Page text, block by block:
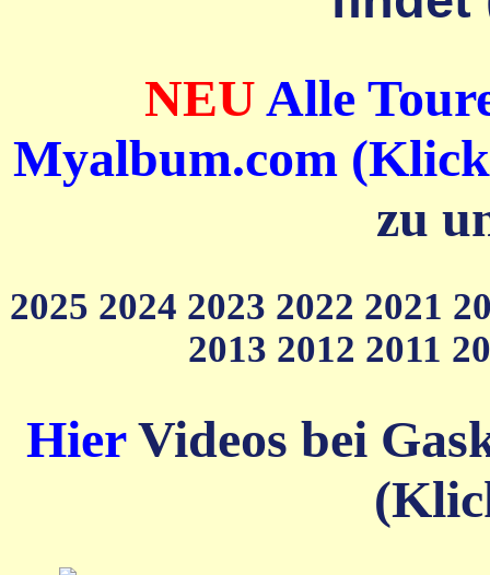
NEUAlle
Myalbum.com
zu
2025 2024 2023 2022 2021
2013 2012 2011
HierVideos bei